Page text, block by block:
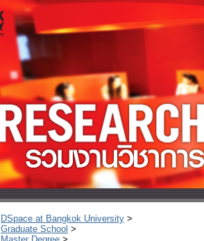
DSpace at Bangkok University >
Graduate School >